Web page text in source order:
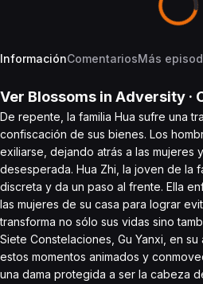
InformaciónComentariosMás
Ver Blossoms in Adversity ·
De repente, la familia Hua sufre una
confiscación de sus bienes. Los
exiliarse, dejando atrás a las mujeres
desesperada. Hua Zhi, la joven de la
discreta y da un paso al frente. Ella
las mujeres de su casa para lograr
transforma no sólo sus vidas sino
Siete Constelaciones, Gu Yanxi, en su
estos momentos animados y
una dama protegida a ser la cabeza